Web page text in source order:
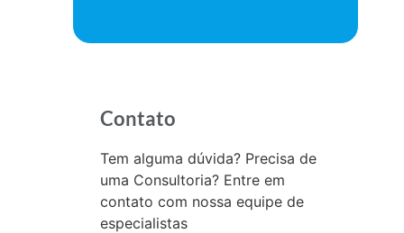
Contato
Tem alguma dúvida? Precisa de
uma Consultoria? Entre em
contato com nossa equipe de
especialistas